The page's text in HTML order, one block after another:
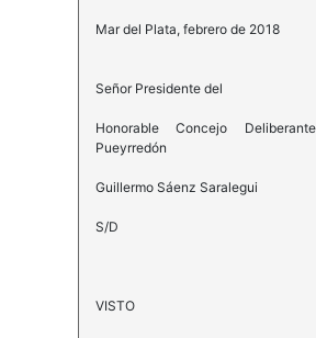
Mar del Plata, febrero de 2018
Señor Presidente del
Honorable Concejo
Pueyrredón
Guillermo Sáenz Saralegui
S/D
VISTO